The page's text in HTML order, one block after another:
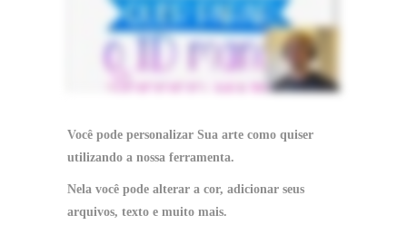
Você pode personalizar Sua arte como quiser
utilizando a nossa ferramenta.
Nela você pode alterar a cor, adicionar seus
arquivos, texto e muito mais.